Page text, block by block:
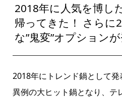
2018年に人気を博し
帰ってきた！ さらに
な”鬼変”オプションが
2018年にトレンド鍋として発
異例の大ヒット鍋となり、テ